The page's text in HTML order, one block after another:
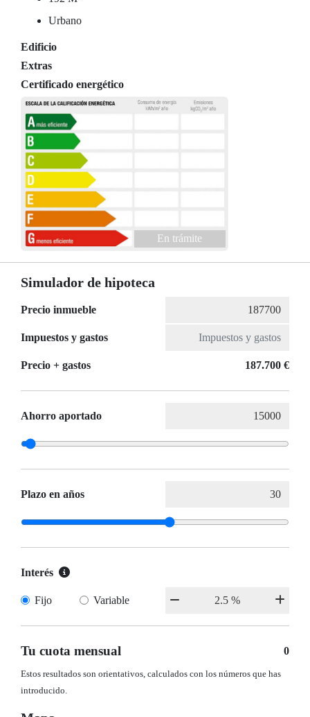
Urbano
Edificio
Extras
Certificado energético
En trámite
Simulador de hipoteca
Precio inmueble
Impuestos y gastos
Precio + gastos 187.700 €
Ahorro aportado
Plazo en años
Interés
Fijo Variable
Tu cuota mensual 0
Estos resultados son orientativos, calculados con los números que has
introducido.